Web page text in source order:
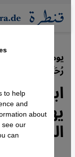
Inhalt springen
يوميات يهودي
رُحَيِّم" الروائية
ابن لأب
المصرية
to help
and
about
our
can